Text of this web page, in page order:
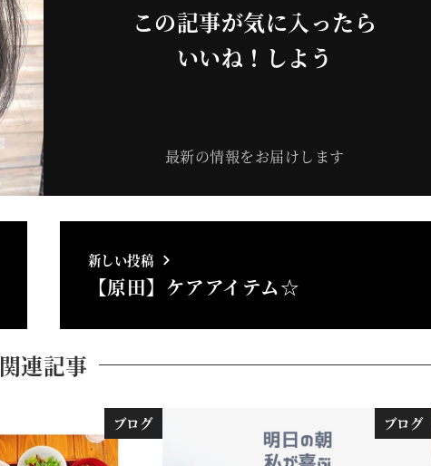
この記事が気に入ったら
いいね！しよう
最新の情報をお届けします
新しい投稿
【原田】ケアアイテム☆
関連記事
ブログ ブログ